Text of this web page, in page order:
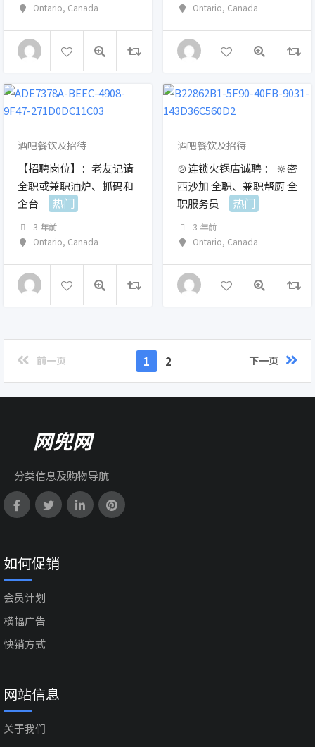
Ontario, Canada
Ontario, Canada
酒吧餐饮及招待
【招聘岗位】：老友记请
全职或兼职油炉、抓码和
企台
热门
3 年前
Ontario, Canada
酒吧餐饮及招待
🍲连锁火锅店诚聘 ： 🔆密
西沙加 全职、兼职帮厨 全
职服务员
热门
3 年前
Ontario, Canada
前一页 1 2 下一页
网兜网
分类信息及购物导航
如何促销
会员计划
横幅广告
快销方式
网站信息
关于我们